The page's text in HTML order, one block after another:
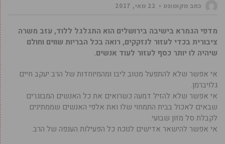
כתב מקומונט 22 מאי, 2017
מדפי הגמרא בישיבה בירושלים הוא התגלגל ללוד, עזב משרה
ציבורית בכדי לעזור לנזקקים, רואה בכל הבריות שווים וחולם
שיהיה לו יותר כסף לעזור לעוד אנשים.
אי אפשר שלא להתפעל מטוב ליבו ומהמיוחדות של הרב יעקב חיים
גלויברמן.
אי אפשר שלא להזיל דמעה כשרואים את כל האנשים המבוגרים
שבאים לאכול בבית התמחוי שלו ואת אלפי האנשים שממתינים
לקבלת סל מזון שבועי.
אי אפשר להישאר אדישים לנוכח כל הפעילות הענפה של הרב.